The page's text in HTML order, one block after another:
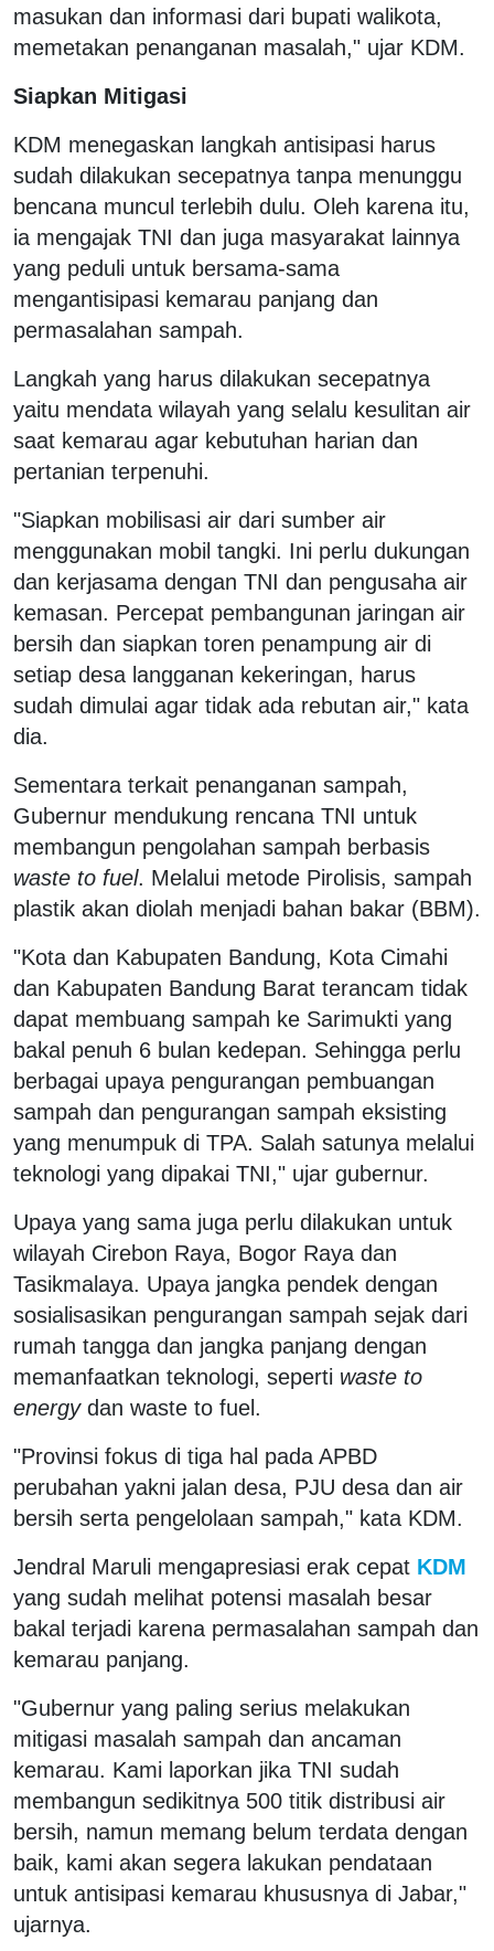
masukan dan informasi dari bupati walikota,
memetakan penanganan masalah," ujar KDM.
Siapkan Mitigasi
KDM menegaskan langkah antisipasi harus
sudah dilakukan secepatnya tanpa menunggu
bencana muncul terlebih dulu. Oleh karena itu,
ia mengajak TNI dan juga masyarakat lainnya
yang peduli untuk bersama-sama
mengantisipasi kemarau panjang dan
permasalahan sampah.
Langkah yang harus dilakukan secepatnya
yaitu mendata wilayah yang selalu kesulitan air
saat kemarau agar kebutuhan harian dan
pertanian terpenuhi.
"Siapkan mobilisasi air dari sumber air
menggunakan mobil tangki. Ini perlu dukungan
dan kerjasama dengan TNI dan pengusaha air
kemasan. Percepat pembangunan jaringan air
bersih dan siapkan toren penampung air di
setiap desa langganan kekeringan, harus
sudah dimulai agar tidak ada rebutan air," kata
dia.
Sementara terkait penanganan sampah,
Gubernur mendukung rencana TNI untuk
membangun pengolahan sampah berbasis
waste to fuel. Melalui metode Pirolisis, sampah
plastik akan diolah menjadi bahan bakar (BBM).
"Kota dan Kabupaten Bandung, Kota Cimahi
dan Kabupaten Bandung Barat terancam tidak
dapat membuang sampah ke Sarimukti yang
bakal penuh 6 bulan kedepan. Sehingga perlu
berbagai upaya pengurangan pembuangan
sampah dan pengurangan sampah eksisting
yang menumpuk di TPA. Salah satunya melalui
teknologi yang dipakai TNI," ujar gubernur.
Upaya yang sama juga perlu dilakukan untuk
wilayah Cirebon Raya, Bogor Raya dan
Tasikmalaya. Upaya jangka pendek dengan
sosialisasikan pengurangan sampah sejak dari
rumah tangga dan jangka panjang dengan
memanfaatkan teknologi, seperti waste to
energydan waste to fuel.
"Provinsi fokus di tiga hal pada APBD
perubahan yakni jalan desa, PJU desa dan air
bersih serta pengelolaan sampah," kata KDM.
Jendral Maruli mengapresiasi erak cepat KDM
yang sudah melihat potensi masalah besar
bakal terjadi karena permasalahan sampah dan
kemarau panjang.
"Gubernur yang paling serius melakukan
mitigasi masalah sampah dan ancaman
kemarau. Kami laporkan jika TNI sudah
membangun sedikitnya 500 titik distribusi air
bersih, namun memang belum terdata dengan
baik, kami akan segera lakukan pendataan
untuk antisipasi kemarau khususnya di Jabar,"
ujarnya.